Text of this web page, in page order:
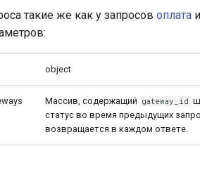
такие же как у запросов оплата и
object
Массив, содержащий gateway_id
статус во время предыдущих
возвращается в каждом ответе.